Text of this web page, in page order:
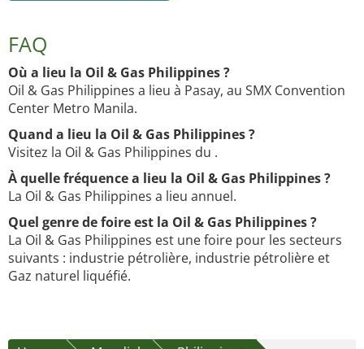
FAQ
Où a lieu la Oil & Gas Philippines ?
Oil & Gas Philippines a lieu à Pasay, au SMX Convention
Center Metro Manila.
Quand a lieu la Oil & Gas Philippines ?
Visitez la Oil & Gas Philippines du .
À quelle fréquence a lieu la Oil & Gas Philippines ?
La Oil & Gas Philippines a lieu annuel.
Quel genre de foire est la Oil & Gas Philippines ?
La Oil & Gas Philippines est une foire pour les secteurs
suivants : industrie pétrolière, industrie pétrolière et
Gaz naturel liquéfié.